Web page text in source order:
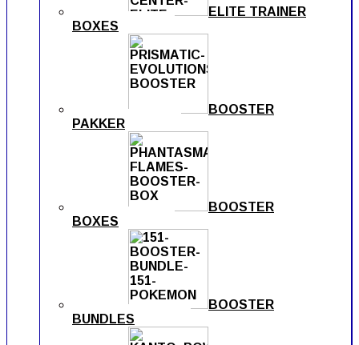
ELITE TRAINER
BOXES
BOOSTER
PAKKER
BOOSTER
BOXES
BOOSTER
BUNDLES